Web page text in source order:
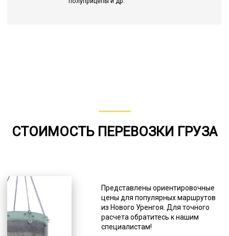
СТОИМОСТЬ ПЕРЕВОЗКИ ГРУЗА
Представлены ориентировочные
цены для популярных маршрутов
из Нового Уренгоя. Для точного
расчета обратитесь к нашим
специалистам!